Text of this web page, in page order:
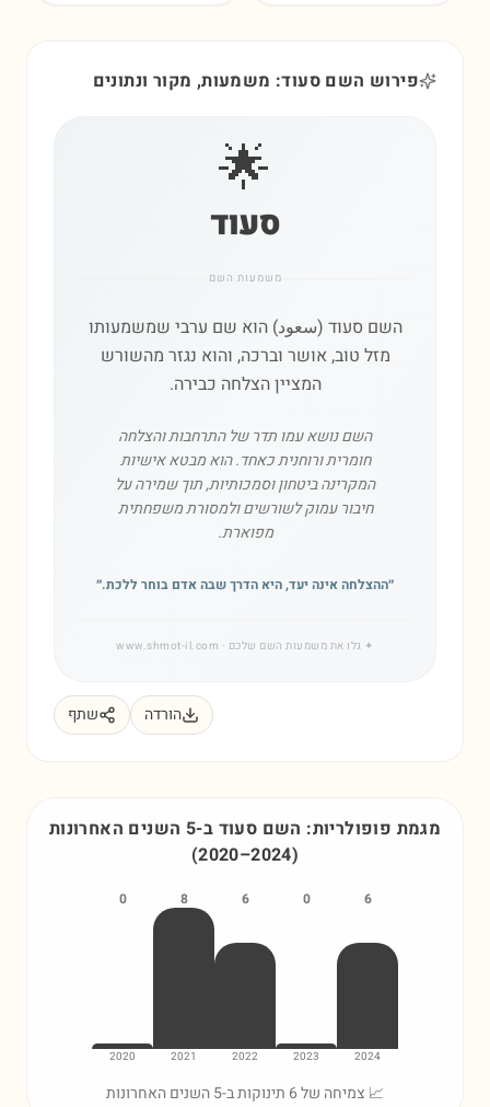
פירוש השם סעוד: משמעות, מקור ונתונים
🌟
סעוד
משמעות השם
השם סעוד (سعود) הוא שם ערבי שמשמעותו
מזל טוב, אושר וברכה, והוא נגזר מהשורש
המציין הצלחה כבירה.
השם נושא עמו תדר של התרחבות והצלחה
חומרית ורוחנית כאחד. הוא מבטא אישיות
המקרינה ביטחון וסמכותיות, תוך שמירה על
חיבור עמוק לשורשים ולמסורת משפחתית
מפוארת.
״ההצלחה אינה יעד, היא הדרך שבה אדם בוחר ללכת.״
✦ גלו את משמעות השם שלכם · www.shmot-il.com
הורדה שתף
מגמת פופולריות: השם סעוד ב-5 השנים האחרונות
(2020–2024)
6
2024
0
2023
6
2022
8
2021
0
2020
📈 צמיחה של 6 תינוקות ב-5 השנים האחרונות